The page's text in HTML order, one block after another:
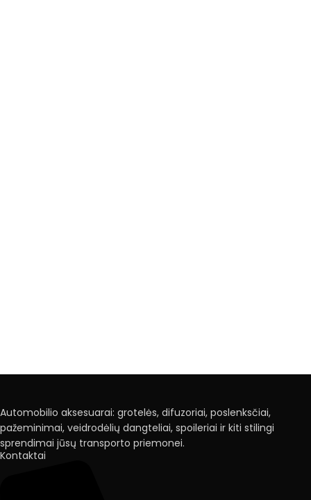
Automobilio aksesuarai: grotelės, difuzoriai, poslenksčiai,
pažeminimai, veidrodėlių dangteliai, spoileriai ir kiti stilingi
sprendimai jūsų transporto priemonei.
Kontaktai